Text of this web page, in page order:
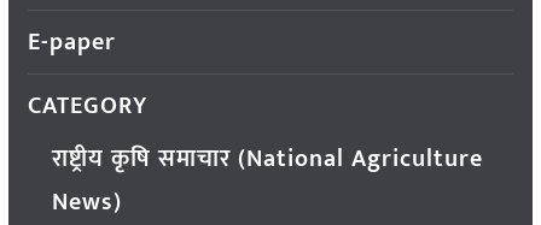
E-paper
CATEGORY
राष्ट्रीय कृषि समाचार (National Agriculture
News)